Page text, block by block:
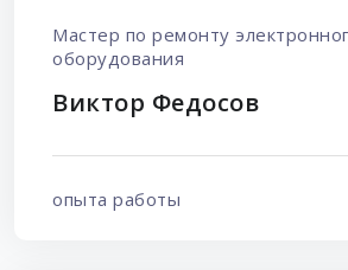
Мастер по ремонту
оборудования
Виктор Федосов
опыта работы